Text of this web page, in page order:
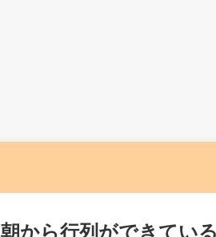
朝から行列ができてい